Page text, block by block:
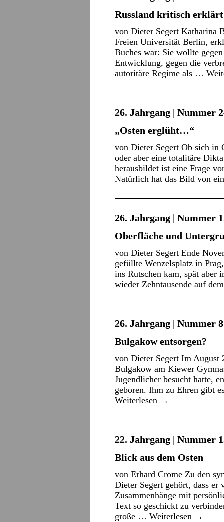
Russland kritisch erklärt
von Dieter Segert Katharina
Freien Universität Berlin,
Buches war: Sie wollte
Entwicklung, gegen die
autoritäre Regime als …
26. Jahrgang | Nummer
„Osten erglüht…“
von Dieter Segert Ob sich in
oder aber eine totalitäre
herausbildet ist eine Frage
Natürlich hat das Bild von
26. Jahrgang | Nummer
Oberfläche und
von Dieter Segert Ende
gefüllte Wenzelsplatz in
ins Rutschen kam, spät
wieder Zehntausende auf
26. Jahrgang | Nummer
Bulgakow entsorgen?
von Dieter Segert Im
Bulgakow am Kiewer
Jugendlicher besucht hatte,
geboren. Ihm zu Ehren gibt
Weiterlesen →
22. Jahrgang | Nummer
Blick aus dem Osten
von Erhard Crome Zu den
Dieter Segert gehört, dass
Zusammenhänge mit
Text so geschickt zu
große … Weiterlesen →